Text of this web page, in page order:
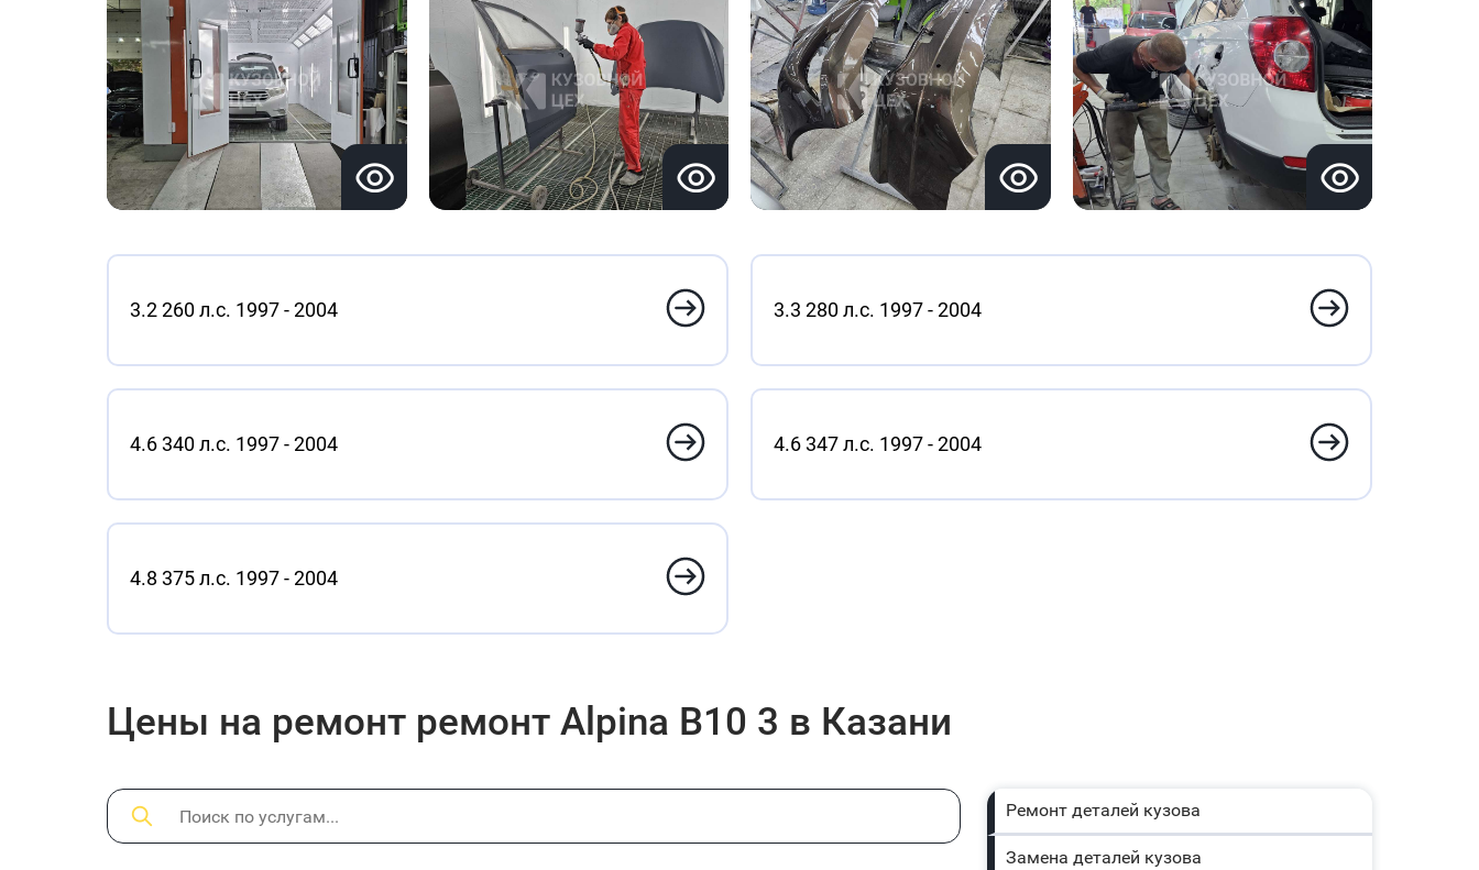
3.2 260 л.с. 1997 - 2004 3.3 280 л.с. 1997 - 2004
4.6 340 л.с. 1997 - 2004 4.6 347 л.с. 1997 - 2004
4.8 375 л.с. 1997 - 2004
Цены на ремонт ремонт Alpina B10 3 в Казани
Ремонт деталей кузова
Замена деталей кузова